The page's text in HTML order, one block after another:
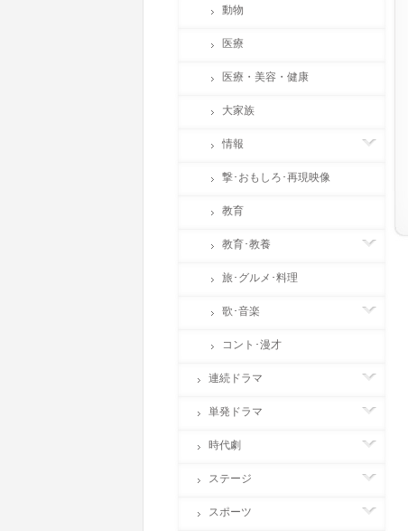
動物
医療
医療・美容・健康
大家族
情報
撃･おもしろ･再現映像
教育
教育･教養
旅･グルメ･料理
歌･音楽
コント･漫才
連続ドラマ
単発ドラマ
時代劇
ステージ
スポーツ